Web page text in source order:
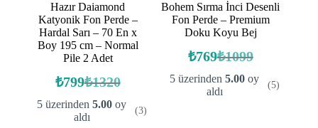
Hazır Daiamond
Katyonik Fon Perde –
Hardal Sarı – 70 En x
Boy 195 cm – Normal
Pile 2 Adet
₺1320
Orijinal
fiyat:
₺1320.
₺799 Şu
andaki
fiyat:
5 üzerinden5.00 oy
aldı
(3)
Bohem Sırma İnci Desenli
Fon Perde – Premium
Doku Koyu Bej
₺1099
Orijinal
fiyat:
₺1099.
₺769 Şu
andaki
fiyat:
5 üzerinden5.00 oy
aldı
(5)